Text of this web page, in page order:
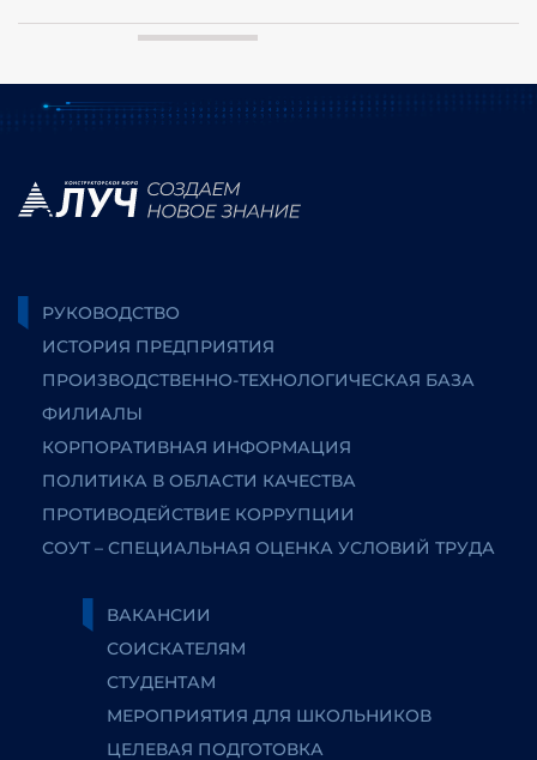
РУКОВОДСТВО
ИСТОРИЯ ПРЕДПРИЯТИЯ
ПРОИЗВОДСТВЕННО-ТЕХНОЛОГИЧЕСКАЯ БАЗА
ФИЛИАЛЫ
КОРПОРАТИВНАЯ ИНФОРМАЦИЯ
ПОЛИТИКА В ОБЛАСТИ КАЧЕСТВА
ПРОТИВОДЕЙСТВИЕ КОРРУПЦИИ
СОУТ – СПЕЦИАЛЬНАЯ ОЦЕНКА УСЛОВИЙ ТРУДА
ВАКАНСИИ
СОИСКАТЕЛЯМ
СТУДЕНТАМ
МЕРОПРИЯТИЯ ДЛЯ ШКОЛЬНИКОВ
ЦЕЛЕВАЯ ПОДГОТОВКА